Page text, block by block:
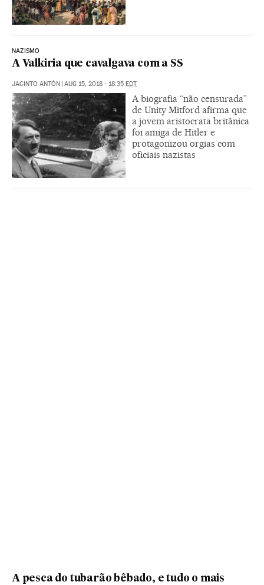
NAZISMO
A Valkiria que cavalgava com a SS
JACINTO ANTÓN | AUG 15, 2018 - 18:35 EDT
A biografia “não censurada”
de Unity Mitford afirma que
a jovem aristocrata britânica
foi amiga de Hitler e
protagonizou orgias com
oficiais nazistas
A pesca do tubarão bêbado, e tudo o mais